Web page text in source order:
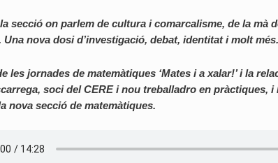
secció on parlem de cultura i comarcalisme, de la mà
Una nova dosi d’investigació, debat, identitat i molt més.
les jornades de matemàtiques ‘Mates i a xalar!’ i la
soci del CERE i nou treballadro en pràctiques,
nova secció de matemàtiques.